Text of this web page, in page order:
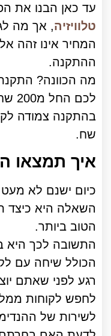
עד כאן הבנו את
טלוויזיה, אך מה
המחיר אינו זהה
ההתקנה.
מה הכוונה?
שח.
איך תמצאו
כיום ישנם לא
השאלה היא כיצד
הטוב ביותר.
התשובה לכך היא
הכולל שיחה עם
רגע לפני שאתם
לחפש לקוחות
לשירות של